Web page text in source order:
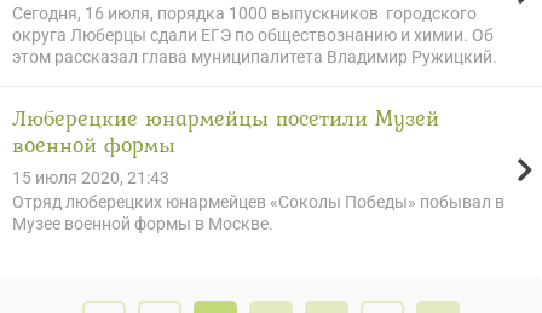
Сегодня, 16 июля, порядка 1000 выпускников городского
округа Люберцы сдали ЕГЭ по обществознанию и химии. Об
этом рассказал глава муниципалитета Владимир Ружицкий.
Люберецкие юнармейцы посетили Музей
военной формы
15 июля 2020, 21:43
Отряд люберецких юнармейцев «Соколы Победы» побывал в
Музее военной формы в Москве.